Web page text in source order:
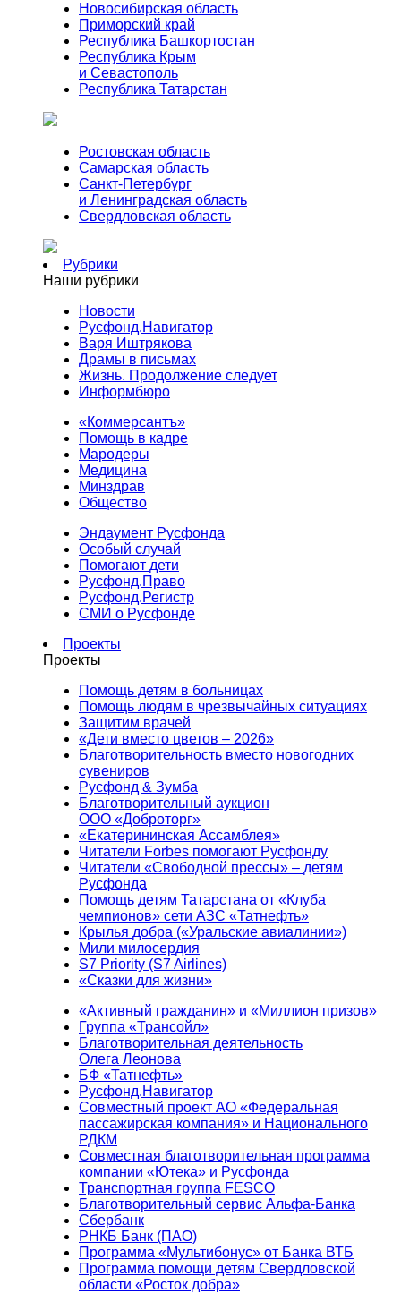
Новосибирская область
Приморский край
Республика Башкортостан
Республика Крым
и Севастополь
Республика Татарстан
Ростовская область
Самарская область
Санкт-Петербург
и Ленинградская область
Свердловская область
Рубрики
Наши рубрики
Новости
Русфонд.Навигатор
Варя Иштрякова
Драмы в письмах
Жизнь. Продолжение следует
Информбюро
«Коммерсантъ»
Помощь в кадре
Мародеры
Медицина
Минздрав
Общество
Эндаумент Русфонда
Особый случай
Помогают дети
Русфонд.Право
Русфонд.Регистр
СМИ о Русфонде
Проекты
Проекты
Помощь детям в больницах
Помощь людям в чрезвычайных ситуациях
Защитим врачей
«Дети вместо цветов – 2026»
Благотворительность вместо новогодних
сувениров
Русфонд & Зумба
Благотворительный аукцион
ООО «Доброторг»
«Екатерининская Ассамблея»
Читатели Forbes помогают Русфонду
Читатели «Свободной прессы» – детям
Русфонда
Помощь детям Татарстана от «Клуба
чемпионов» сети АЗС «Татнефть»
Крылья добра («Уральские авиалинии»)
Мили милосердия
S7 Priority (S7 Airlines)
«Сказки для жизни»
«Активный гражданин» и «Миллион призов»
Группа «Трансойл»
Благотворительная деятельность
Олега Леонова
БФ «Татнефть»
Русфонд.Навигатор
Совместный проект АО «Федеральная
пассажирская компания» и Национального
РДКМ
Совместная благотворительная программа
компании «Ютека» и Русфонда
Транспортная группа FESCO
Благотворительный сервис Альфа-Банка
Сбербанк
РНКБ Банк (ПАО)
Программа «Мультибонус» от Банка ВТБ
Программа помощи детям Свердловской
области «Росток добра»